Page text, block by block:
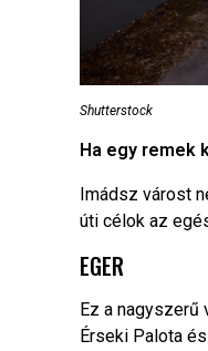
Shutterstock
Ha egy remek
Imádsz várost
úti célok az
EGER
Ez a
Érseki Palota